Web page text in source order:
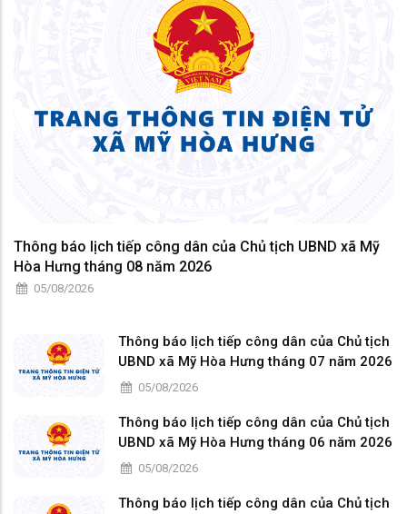
Thông báo lịch tiếp công dân của Chủ tịch UBND xã Mỹ
Hòa Hưng tháng 08 năm 2026
05/08/2026
Thông báo lịch tiếp công dân của Chủ tịch
UBND xã Mỹ Hòa Hưng tháng 07 năm 2026
05/08/2026
Thông báo lịch tiếp công dân của Chủ tịch
UBND xã Mỹ Hòa Hưng tháng 06 năm 2026
05/08/2026
Thông báo lịch tiếp công dân của Chủ tịch